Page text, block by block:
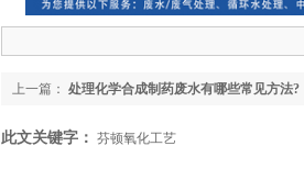
上一篇： 处理化学合成制药废水有哪些常见方法?
此文关键字： 芬顿氧化工艺